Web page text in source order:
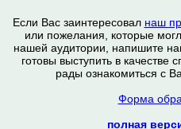
Если Вас заинтересовал наш
или пожелания, которые
нашей аудитории, напишите
готовы выступить в качестве
рады ознакомиться с
Форма
полная